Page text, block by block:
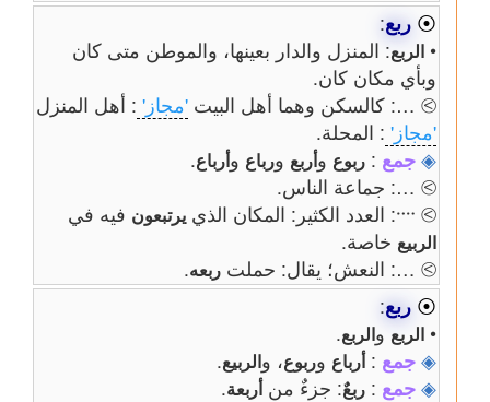
⦿ ربع:
• الربع: المنزل والدار بعينها، والموطن متى كان
وبأي مكان كان.
⧁ …: كالسكن وهما أهل البيت 'مجاز' : أهل المنزل
'مجاز' : المحلة.
◈ جمع : ربوعوأربعورباعوأرباع.
⧁ …: جماعة الناس.
⧁ ᠁: العدد الكثير: المكان الذي يرتبعونفيه في
الربيعخاصة.
⧁ …: النعش؛ يقال: حملت ربعه.
⦿ ربع:
• الربعوالربع.
◈ جمع : أرباعوربوع، والربيع.
◈ جمع : ربعٌ: جزءٌ من أربعة.